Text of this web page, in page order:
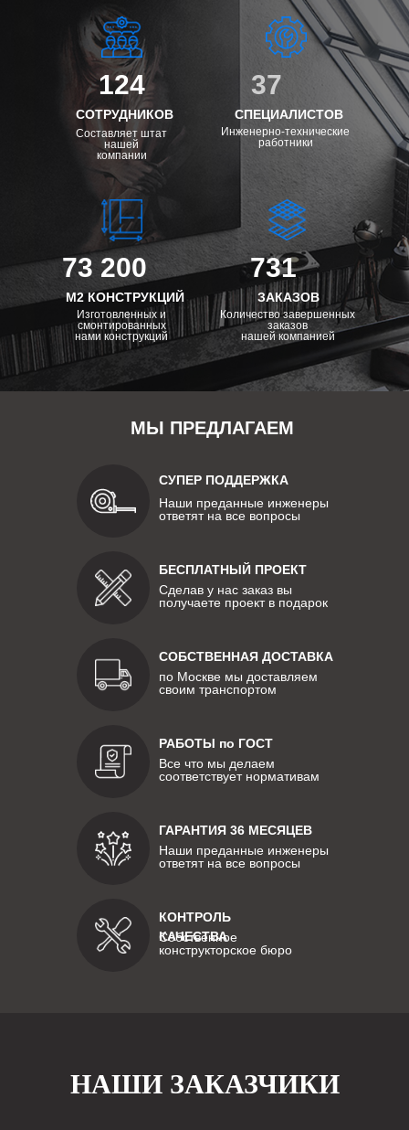
124
СОТРУДНИКОВ
Составляет штат
нашей
компании
73 200
М2 КОНСТРУКЦИЙ
Изготовленных и
смонтированных
нами конструкций
731
ЗАКАЗОВ
Количество завершенных
заказов
нашей компанией
37
СПЕЦИАЛИСТОВ
Инженерно-технические
работники
МЫ ПРЕДЛАГАЕМ
СУПЕР ПОДДЕРЖКА
Наши преданные инженеры
ответят на все вопросы
БЕСПЛАТНЫЙ ПРОЕКТ
Сделав у нас заказ вы
получаете проект в подарок
СОБСТВЕННАЯ ДОСТАВКА
по Москве мы доставляем
своим транспортом
РАБОТЫ по ГОСТ
Все что мы делаем
соответствует нормативам
КОНТРОЛЬ
КАЧЕСТВА
Собственное
конструкторское бюро
ГАРАНТИЯ 36 МЕСЯЦЕВ
Наши преданные инженеры
ответят на все вопросы
НАШИ ЗАКАЗЧИКИ